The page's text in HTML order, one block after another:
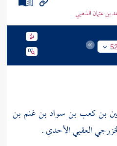
بن عثمان الذهبي
بن كعب بن سواد بن غنم بن
العقبي الأحدي .